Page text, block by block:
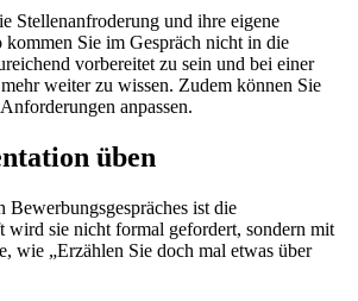
Stellenanfroderung und ihre eigene
kommen Sie im Gespräch nicht in die
vorbereitet zu sein und bei einer
weiter zu wissen. Zudem können Sie
anpassen.
üben
Bewerbungsgespräches ist die
wird sie nicht formal gefordert, sondern mit
wie „Erzählen Sie doch mal etwas über